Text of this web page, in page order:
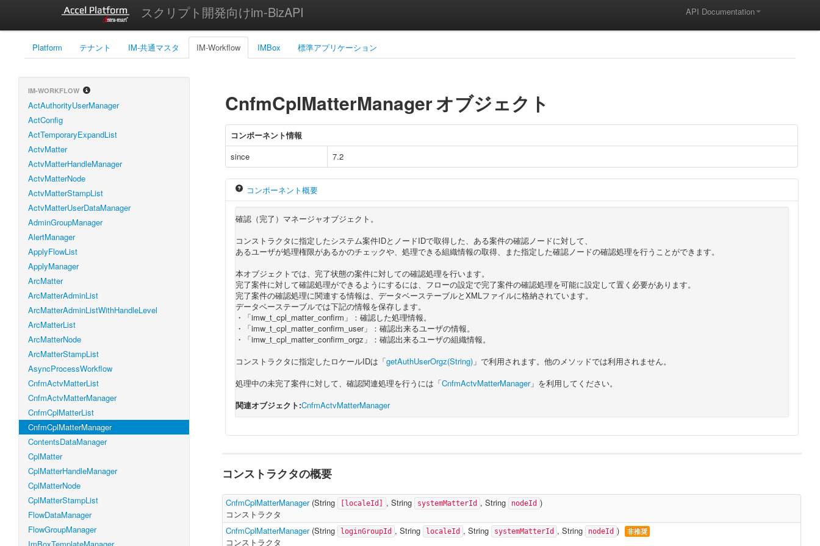
スクリプト開発向けim-BizAPI API Documentation
Platform テナント IM-共通マスタ IM-Workflow IMBox 標準アプリケーション
IM-WORKFLOW
ActAuthorityUserManager
ActConfig
ActTemporaryExpandList
ActvMatter
ActvMatterHandleManager
ActvMatterNode
ActvMatterStampList
ActvMatterUserDataManager
AdminGroupManager
AlertManager
ApplyFlowList
ApplyManager
ArcMatter
ArcMatterAdminList
ArcMatterAdminListWithHandleLevel
ArcMatterList
ArcMatterNode
ArcMatterStampList
AsyncProcessWorkflow
CnfmActvMatterList
CnfmActvMatterManager
CnfmCplMatterList
CnfmCplMatterManager
ContentsDataManager
CplMatter
CplMatterHandleManager
CplMatterNode
CplMatterStampList
FlowDataManager
FlowGroupManager
CnfmCplMatterManagerオブジェクト
コンポーネント情報
since
7.2
コンポーネント概要
確認（完了）マネージャオブジェクト。
コンストラクタに指定したシステム案件IDとノードIDで取得した、ある案件の確認ノードに対して、
あるユーザが処理権限があるかのチェックや、処理できる組織情報の取得、また指定した確認ノードの確認処理を行うことができます。
本オブジェクトでは、完了状態の案件に対しての確認処理を行います。
完了案件に対して確認処理ができるようにするには、フローの設定で完了案件の確認処理を可能に設定して置く必要があります。
完了案件の確認処理に関連する情報は、データベーステーブルとXMLファイルに格納されています。
データベーステーブルでは下記の情報を保存します。
・「imw_t_cpl_matter_confirm」：確認した処理情報。
・「imw_t_cpl_matter_confirm_user」：確認出来るユーザの情報。
・「imw_t_cpl_matter_confirm_orgz」：確認出来るユーザの組織情報。
コンストラクタに指定したロケールIDは「getAuthUserOrgz(String) 」で利用されます。他のメソッドでは利用されません。
処理中の未完了案件に対して、確認関連処理を行うには「CnfmActvMatterManager」を利用してください。
関連オブジェクト:CnfmActvMatterManager
コンストラクタの概要
CnfmCplMatterManager(String [localeId] ,String systemMatterId ,String nodeId )
コンストラクタ
CnfmCplMatterManager(String loginGroupId ,String localeId ,String systemMatterId ,String nodeId ) 非推奨
コンストラクタ